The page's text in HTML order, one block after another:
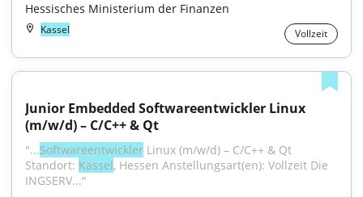
Hessisches Ministerium der Finanzen
Kassel Vollzeit
Junior Embedded Softwareentwickler Linux
(m/w/d) – C/C++ & Qt
"...Softwareentwickler Linux (m/w/d) – C/C++ & Qt
Standort: Kassel, Hessen Anstellungsart(en): Vollzeit Die
INGSERV..."